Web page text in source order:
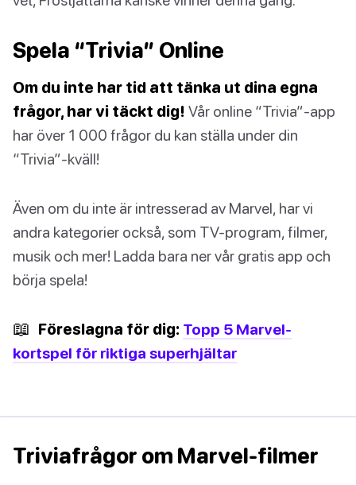
Spela “Trivia” Online
Om du inte har tid att tänka ut dina egna
frågor, har vi täckt dig! Vår online “Trivia”-app
har över 1 000 frågor du kan ställa under din
“Trivia”-kväll!
Även om du inte är intresserad av Marvel, har vi
andra kategorier också, som TV-program, filmer,
musik och mer! Ladda bara ner vår gratis app och
börja spela!
📖 Föreslagna för dig: Topp 5 Marvel-
kortspel för riktiga superhjältar
Triviafrågor om Marvel-filmer